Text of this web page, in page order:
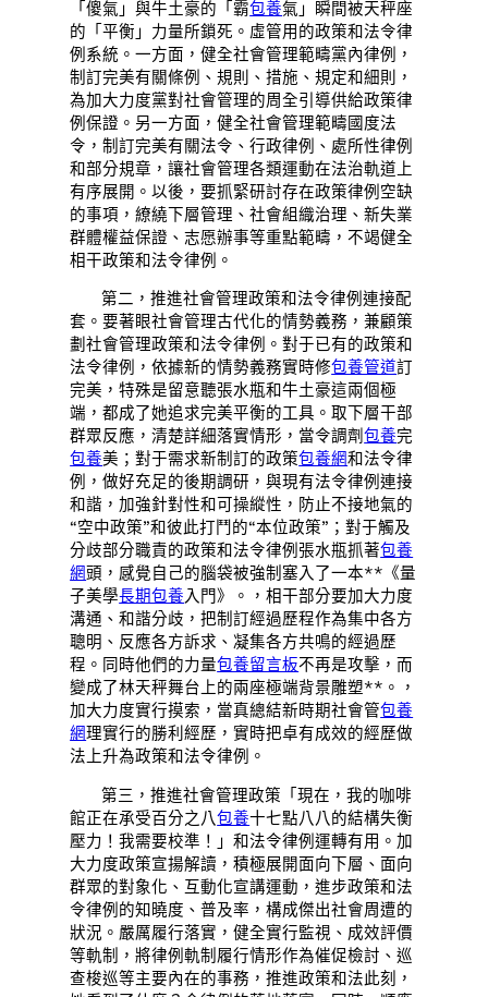
「傻氣」與牛土豪的「霸包養氣」瞬間被天秤座
的「平衡」力量所鎖死。虛管用的政策和法令律
例系統。一方面，健全社會管理範疇黨內律例，
制訂完美有關條例、規則、措施、規定和細則，
為加大力度黨對社會管理的周全引導供給政策律
例保證。另一方面，健全社會管理範疇國度法
令，制訂完美有關法令、行政律例、處所性律例
和部分規章，讓社會管理各類運動在法治軌道上
有序展開。以後，要抓緊研討存在政策律例空缺
的事項，繚繞下層管理、社會組織治理、新失業
群體權益保證、志愿辦事等重點範疇，不竭健全
相干政策和法令律例。
第二，推進社會管理政策和法令律例連接配
套。要著眼社會管理古代化的情勢義務，兼顧策
劃社會管理政策和法令律例。對于已有的政策和
法令律例，依據新的情勢義務實時修包養管道訂
完美，特殊是留意聽張水瓶和牛土豪這兩個極
端，都成了她追求完美平衡的工具。取下層干部
群眾反應，清楚詳細落實情形，當令調劑包養完
包養美；對于需求新制訂的政策包養網和法令律
例，做好充足的後期調研，與現有法令律例連接
和諧，加強針對性和可操縱性，防止不接地氣的
“空中政策”和彼此打鬥的“本位政策”；對于觸及
分歧部分職責的政策和法令律例張水瓶抓著包養
網頭，感覺自己的腦袋被強制塞入了一本**《量
子美學長期包養入門》。，相干部分要加大力度
溝通、和諧分歧，把制訂經過歷程作為集中各方
聰明、反應各方訴求、凝集各方共鳴的經過歷
程。同時他們的力量包養留言板不再是攻擊，而
變成了林天秤舞台上的兩座極端背景雕塑**。，
加大力度實行摸索，當真總結新時期社會管包養
網理實行的勝利經歷，實時把卓有成效的經歷做
法上升為政策和法令律例。
第三，推進社會管理政策「現在，我的咖啡
館正在承受百分之八包養十七點八八的結構失衡
壓力！我需要校準！」和法令律例運轉有用。加
大力度政策宣揚解讀，積極展開面向下層、面向
群眾的對象化、互動化宣講運動，進步政策和法
令律例的知曉度、普及率，構成傑出社會周遭的
狀況。嚴厲履行落實，健全實行監視、成效評價
等軌制，將律例軌制履行情形作為催促檢討、巡
查梭巡等主要內在的事務，推進政策和法此刻，